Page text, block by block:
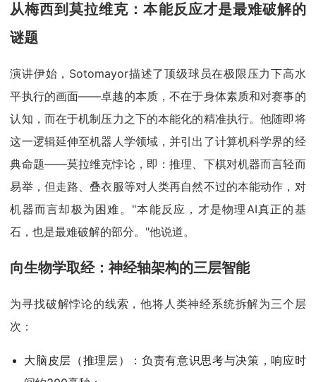
从梅西到莫拉维克：本能反应才是最难破解的
谜题
演讲伊始，Sotomayor描述了顶级球员在极限压力下高水
平执行的画面——卓越的本质，不在于身体素质和对赛事的
认知，而在于机制压力之下的本能化的精准执行。他随即将
这一逻辑延伸至机器人学领域，并引出了计算机科学界的经
典命题——莫拉维克悖论，即：推理、下棋对机器而言轻而
易举，但走路、叠衣服等对人类再自然不过的本能动作，对
机器而言却极为困难。"本能反应，才是物理AI真正的基
石，也是最难破解的部分。"他说道。
向生物学取经：神经轴架构的三层智能
为寻找破解悖论的线索，他将人类神经系统拆解为三个层
次：
大脑皮层（推理层）：负责有意识思考与决策，响应时